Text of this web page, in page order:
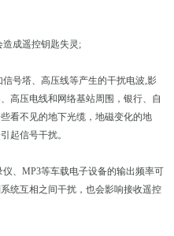
成遥控钥匙失灵;
号塔、高压线等产生的干扰电波,影
高压电线和网络基站周围，银行、自
看不见的地下光缆，地磁变化的地
起信号干扰。
、MP3等车载电子设备的输出频率可
统互相之间干扰，也会影响接收遥控